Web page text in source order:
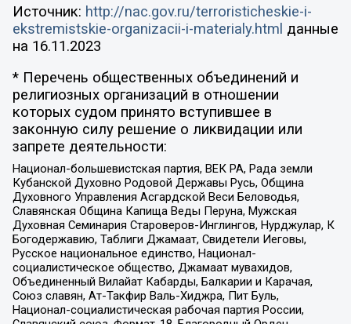
Источник: http://nac.gov.ru/terroristicheskie-i-
ekstremistskie-organizacii-i-materialy.html данные
на 16.11.2023
* Перечень общественных объединений и
религиозных организаций в отношении
которых судом принято вступившее в
законную силу решение о ликвидации или
запрете деятельности:
Национал-большевистская партия, ВЕК РА, Рада земли
Кубанской Духовно Родовой Державы Русь, Община
Духовного Управления Асгардской Веси Беловодья,
Славянская Община Капища Веды Перуна, Мужская
Духовная Семинария Староверов-Инглингов, Нурджулар, К
Богодержавию, Таблиги Джамаат, Свидетели Иеговы,
Русское национальное единство, Национал-
социалистическое общество, Джамаат мувахидов,
Объединенный Вилайат Кабарды, Балкарии и Карачая,
Союз славян, Ат-Такфир Валь-Хиджра, Пит Буль,
Национал-социалистическая рабочая партия России,